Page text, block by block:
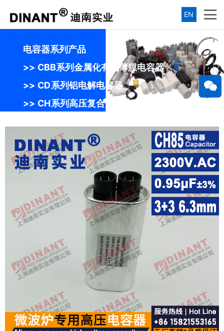
EN
电容器系列产品
>> CBB系列金属化有机薄膜电容器
>> CD系列铝电解电容器
>> CH系列高压复合介质油浸电容器